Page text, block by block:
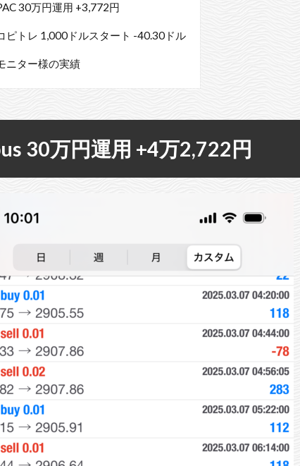
30万円運用 +3,772円
ピトレ 1,000ドルスタート -40.30ドル
ニター様の実績
30万円運用 +4万2,722円